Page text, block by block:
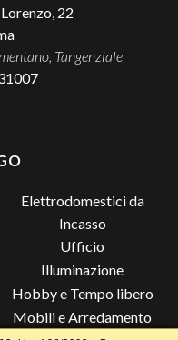
22
Tangenziale
Elettrodomestici da
Incasso
Ufficio
Illuminazione
Hobby e Tempo libero
Mobili e Arredamento